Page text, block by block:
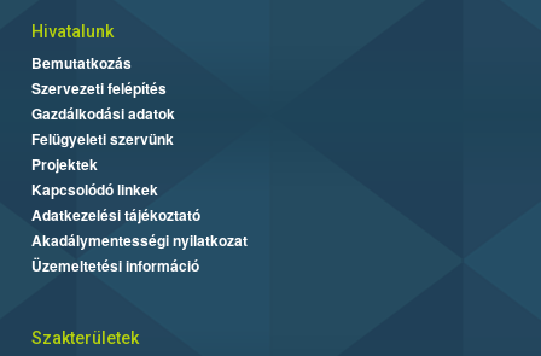
Hivatalunk
Bemutatkozás
Szervezeti felépítés
Gazdálkodási adatok
Felügyeleti szervünk
Projektek
Kapcsolódó linkek
Adatkezelési tájékoztató
Akadálymentességi nyilatkozat
Üzemeltetési információ
Szakterületek